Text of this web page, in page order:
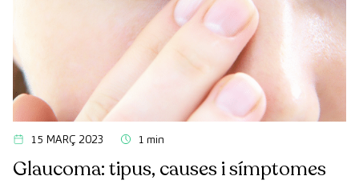
15 MARÇ 2023 1 min
Glaucoma: tipus, causes i símptomes